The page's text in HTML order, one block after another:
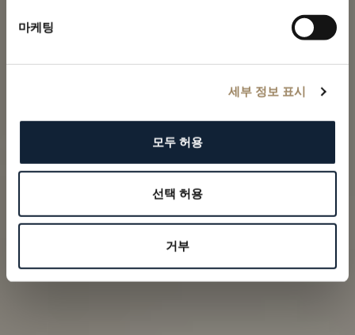
마케팅
세부 정보 표시
모두 허용
선택 허용
거부